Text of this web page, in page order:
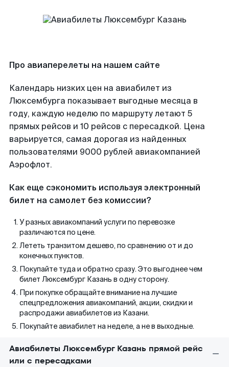
Про авиаперелеты на нашем сайте
Календарь низких цен на авиабилет из
Люксембурга показывает выгодные месяца в
году, каждую неделю по маршруту летают 5
прямых рейсов и 10 рейсов с пересадкой. Цена
варьируется, самая дорогая из найденных
пользователями 9000 рублей авиакомпанией
Аэрофлот.
Как еще сэкономить используя электронный
билет на самолет без комиссии?
У разных авиакомпаний услуги по перевозке
различаются по цене.
Лететь транзитом дешево, по сравнению от и до
конечных пунктов.
Покупайте туда и обратно сразу. Это выгоднее чем
билет Люксембург Казань в одну сторону.
При покупке обращайте внимание на лучшие
спецпредложения авиакомпаний, акции, скидки и
распродажи авиабилетов из Казани.
Покупайте авиабилет на неделе, а не в выходные.
Авиабилеты Люксембург Казань прямой рейс
или с пересадками